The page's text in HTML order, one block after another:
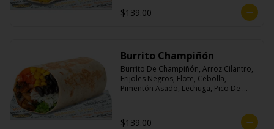
$139.00
Burrito Champiñón
Burrito De Champiñón, Arroz Cilantro,
Frijoles Negros, Elote, Cebolla,
Pimentón Asado, Lechuga, Pico De
$139.00